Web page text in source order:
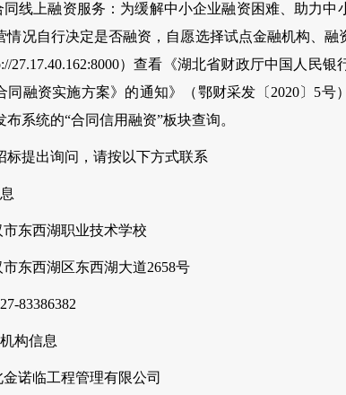
同线上融资服务：为缓解中小企业融资困难、助力
情况自行决定是否融资，自愿选择试点金融机构、
27.17.40.162:8000）查看《湖北省财政厅中国人民
同融资实施方案》的通知》（鄂财采发〔2020〕5
布系统的“合同信用融资”板块查询。
标提出询问，请按以下方式联系
东西湖职业技术学校
东西湖区东西湖大道2658号
83386382
构信息
诺临工程管理有限公司